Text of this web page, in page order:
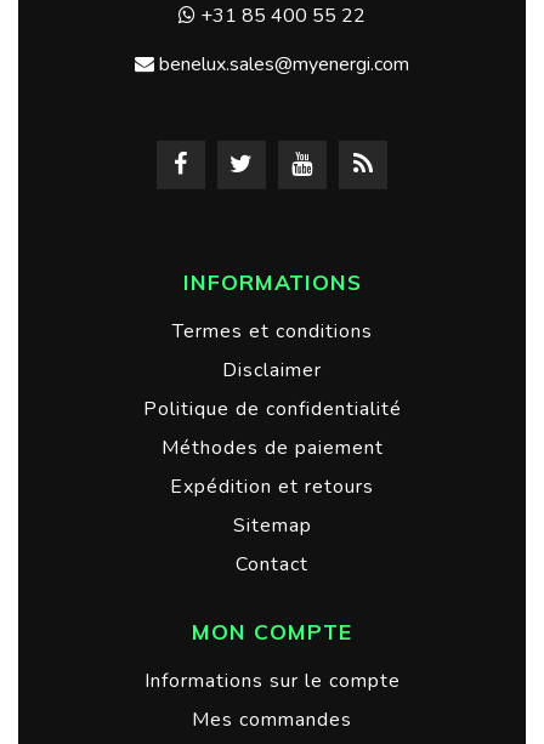
+31 85 400 55 22
benelux.sales@myenergi.com
INFORMATIONS
Termes et conditions
Disclaimer
Politique de confidentialité
Méthodes de paiement
Expédition et retours
Sitemap
Contact
MON COMPTE
Informations sur le compte
Mes commandes